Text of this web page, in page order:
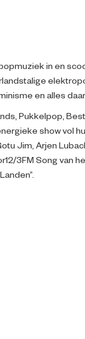
in en
en alles
Pukkelpop,
show vol
Jim, Arjen
3FM Song van